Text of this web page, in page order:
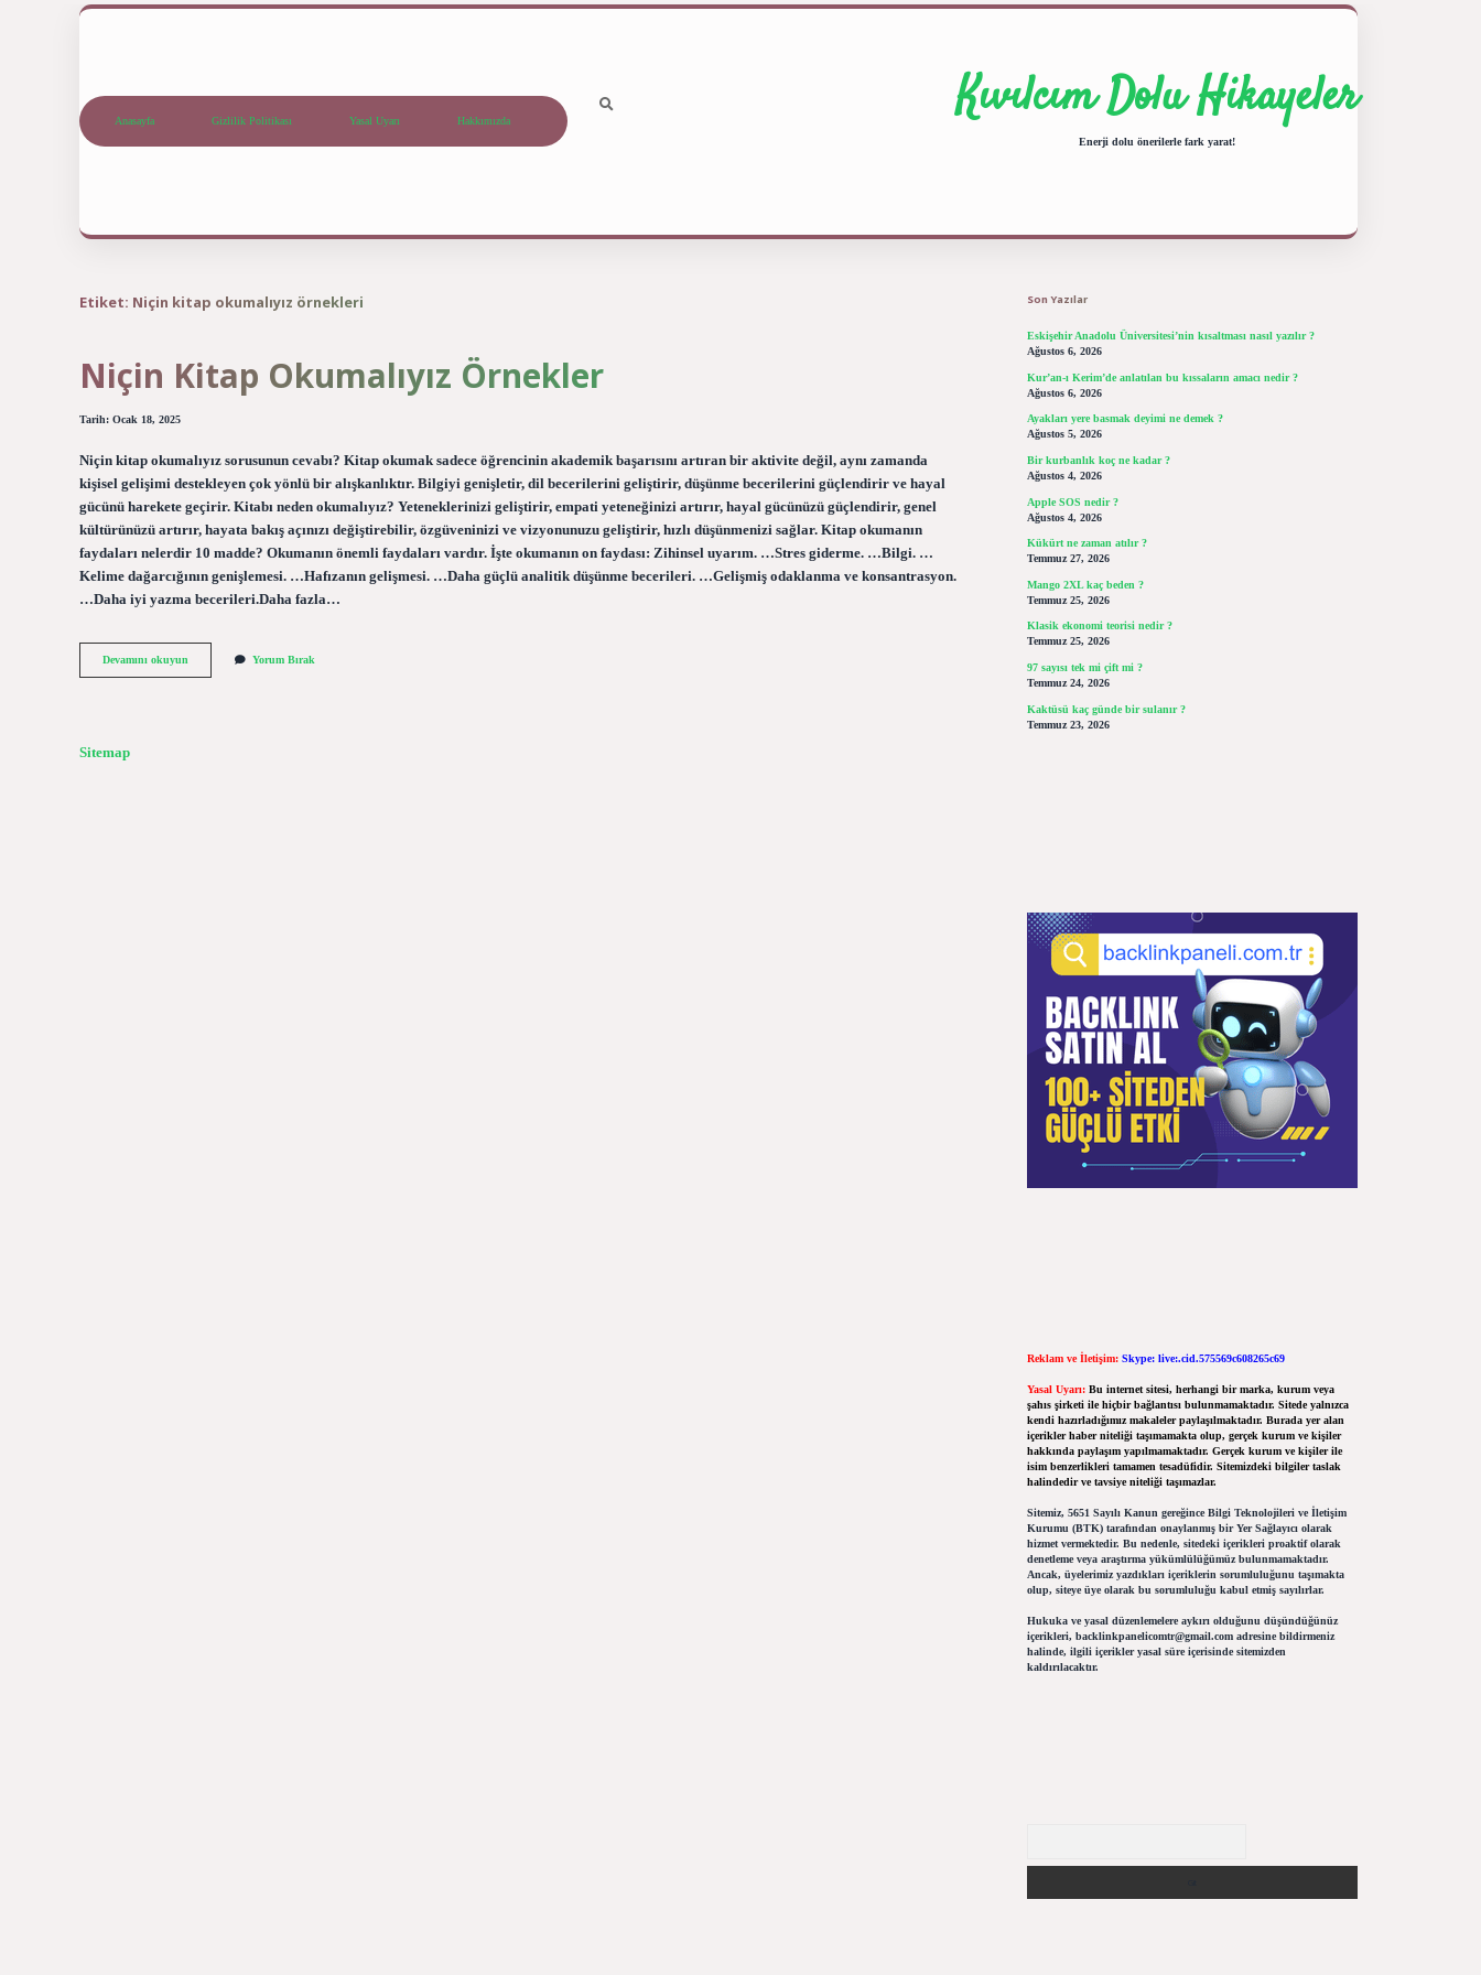
Anasayfa Gizlilik Politikası Yasal Uyarı Hakkımızda Kıvılcım Dolu Hikayeler
Enerji dolu önerilerle fark yarat!
Etiket: Niçin kitap okumalıyız örnekleri
Niçin Kitap Okumalıyız Örnekler
Tarih: Ocak 18, 2025
Niçin kitap okumalıyız sorusunun cevabı? Kitap okumak sadece öğrencinin akademik başarısını artıran bir aktivite değil, aynı zamanda
kişisel gelişimi destekleyen çok yönlü bir alışkanlıktır. Bilgiyi genişletir, dil becerilerini geliştirir, düşünme becerilerini güçlendirir ve hayal
gücünü harekete geçirir. Kitabı neden okumalıyız? Yeteneklerinizi geliştirir, empati yeteneğinizi artırır, hayal gücünüzü güçlendirir, genel
kültürünüzü artırır, hayata bakış açınızı değiştirebilir, özgüveninizi ve vizyonunuzu geliştirir, hızlı düşünmenizi sağlar. Kitap okumanın
faydaları nelerdir 10 madde? Okumanın önemli faydaları vardır. İşte okumanın on faydası: Zihinsel uyarım. …Stres giderme. …Bilgi. …
Kelime dağarcığının genişlemesi. …Hafızanın gelişmesi. …Daha güçlü analitik düşünme becerileri. …Gelişmiş odaklanma ve konsantrasyon.
…Daha iyi yazma becerileri.Daha fazla…
Devamını okuyun
Kitap
Yorum Bırak
Sitemap
Son Yazılar
Eskişehir Anadolu Üniversitesi’nin kısaltması nasıl yazılır ?
Ağustos 6, 2026
Kur’an-ı Kerim’de anlatılan bu kıssaların amacı nedir ?
Ağustos 6, 2026
Ayakları yere basmak deyimi ne demek ?
Ağustos 5, 2026
Bir kurbanlık koç ne kadar ?
Ağustos 4, 2026
Apple SOS nedir ?
Ağustos 4, 2026
Kükürt ne zaman atılır ?
Temmuz 27, 2026
Mango 2XL kaç beden ?
Temmuz 25, 2026
Klasik ekonomi teorisi nedir ?
Temmuz 25, 2026
97 sayısı tek mi çift mi ?
Temmuz 24, 2026
Kaktüsü kaç günde bir sulanır ?
Temmuz 23, 2026
Reklam ve İletişim: Skype: live:.cid.575569c608265c69
Yasal Uyarı: Bu internet sitesi, herhangi bir marka, kurum veya
şahıs şirketi ile hiçbir bağlantısı bulunmamaktadır. Sitede yalnızca
kendi hazırladığımız makaleler paylaşılmaktadır. Burada yer alan
içerikler haber niteliği taşımamakta olup, gerçek kurum ve kişiler
hakkında paylaşım yapılmamaktadır. Gerçek kurum ve kişiler ile
isim benzerlikleri tamamen tesadüfidir. Sitemizdeki bilgiler taslak
halindedir ve tavsiye niteliği taşımazlar.
Sitemiz, 5651 Sayılı Kanun gereğince Bilgi Teknolojileri ve İletişim
Kurumu (BTK) tarafından onaylanmış bir Yer Sağlayıcı olarak
hizmet vermektedir. Bu nedenle, sitedeki içerikleri proaktif olarak
denetleme veya araştırma yükümlülüğümüz bulunmamaktadır.
Ancak, üyelerimiz yazdıkları içeriklerin sorumluluğunu taşımakta
olup, siteye üye olarak bu sorumluluğu kabul etmiş sayılırlar.
Hukuka ve yasal düzenlemelere aykırı olduğunu düşündüğünüz
içerikleri, backlinkpanelicomtr@gmail.comadresine bildirmeniz
halinde, ilgili içerikler yasal süre içerisinde sitemizden
kaldırılacaktır.